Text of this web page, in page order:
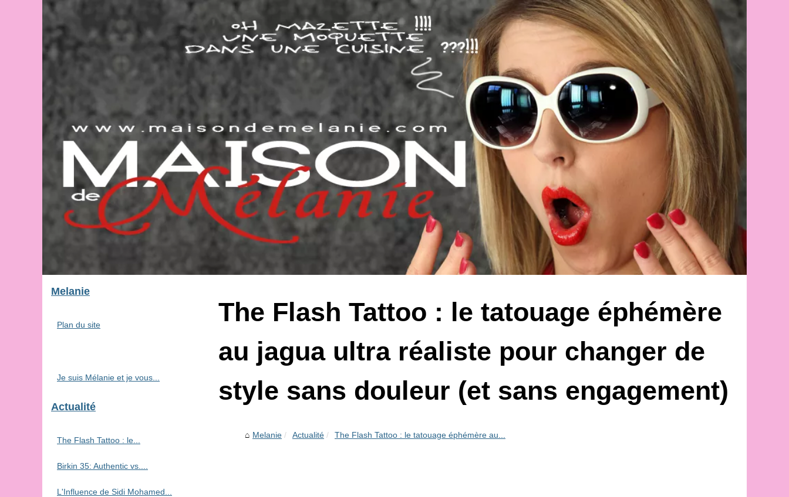
The Flash Tattoo : le tatouage éphémère
au jagua ultra réaliste pour changer de
style sans douleur (et sans engagement)
Melanie Actualité The Flash Tattoo : le tatouage éphémère au...
Melanie
Plan du site
Je suis Mélanie et je vous...
Actualité
The Flash Tattoo : le...
Birkin 35: Authentic vs....
L'Influence de Sidi Mohamed...